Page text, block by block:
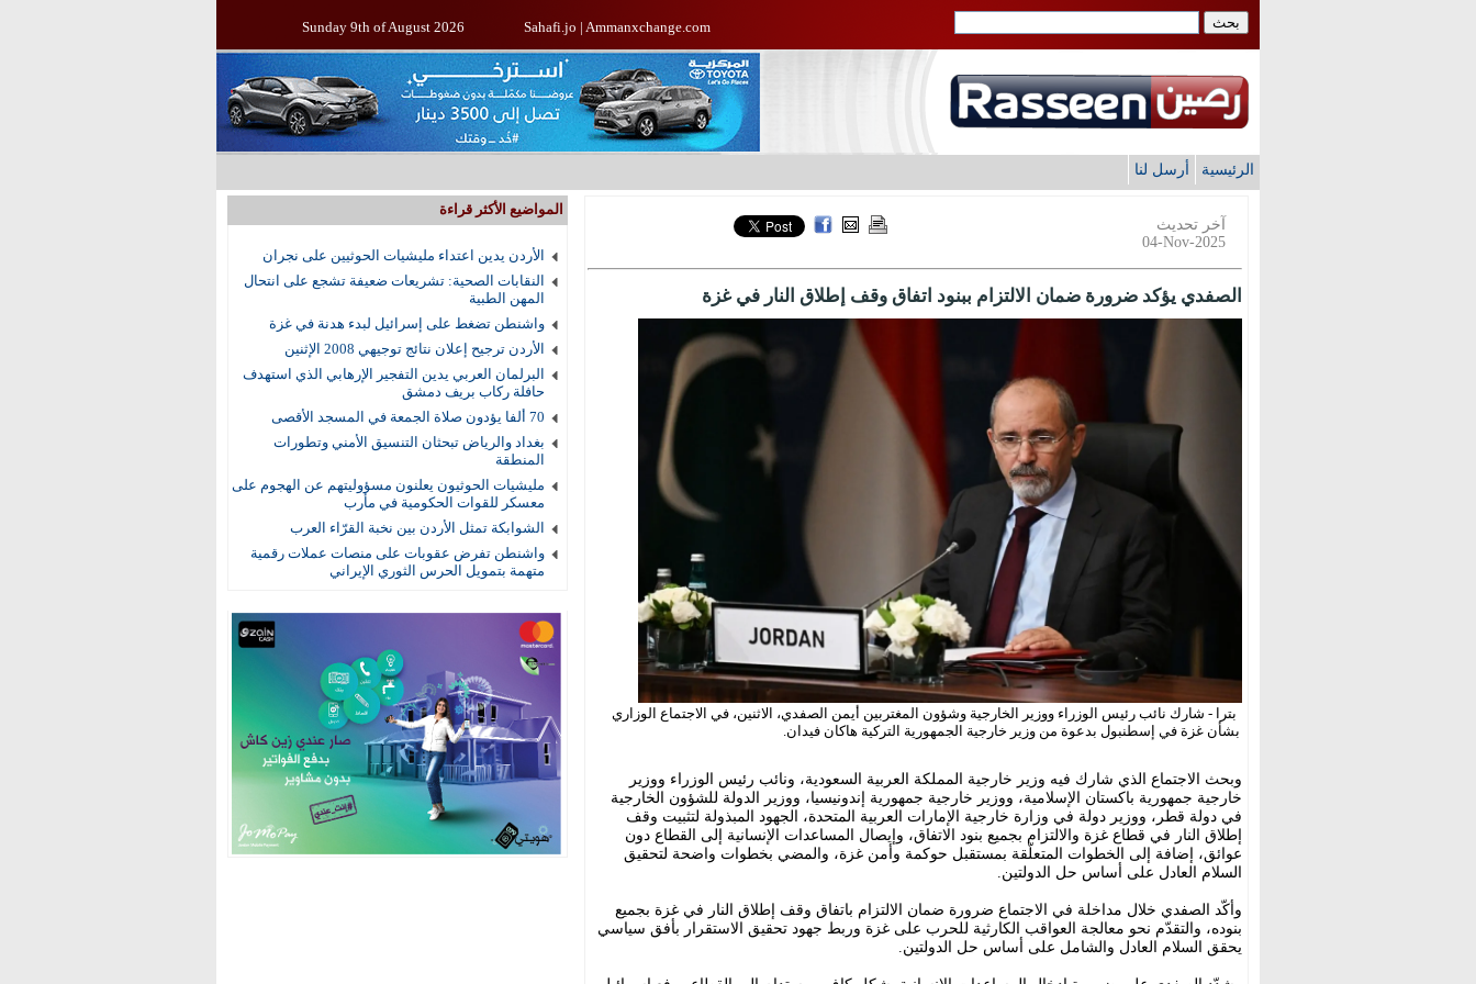
Sunday 9th of August 2026 Sahafi.jo | Ammanxchange.com
الرئيسية أرسل لنا
المواضيع الأكثر قراءة
الأردن يدين اعتداء مليشيات الحوثيين على نجران
النقابات الصحية: تشريعات ضعيفة تشجع على انتحال
المهن الطبية
واشنطن تضغط على إسرائيل لبدء هدنة في غزة
الأردن ترجيح إعلان نتائج توجيهي 2008 الإثنين
البرلمان العربي يدين التفجير الإرهابي الذي استهدف
حافلة ركاب بريف دمشق
70 ألفا يؤدون صلاة الجمعة في المسجد الأقصى
بغداد والرياض تبحثان التنسيق الأمني وتطورات
المنطقة
مليشيات الحوثيون يعلنون مسؤوليتهم عن الهجوم على
معسكر للقوات الحكومية في مأرب
الشوابكة تمثل الأردن بين نخبة القرّاء العرب
واشنطن تفرض عقوبات على منصات عملات رقمية
متهمة بتمويل الحرس الثوري الإيراني
آخر تحديث
04-Nov-2025
الصفدي يؤكد ضرورة ضمان الالتزام ببنود اتفاق وقف إطلاق النار في غزة
بترا - شارك نائب رئيس الوزراء ووزير الخارجية وشؤون المغتربين أيمن الصفدي، الاثنين، في الاجتماع الوزاري
بشأن غزة في إسطنبول بدعوة من وزير خارجية الجمهورية التركية هاكان فيدان.
وبحث الاجتماع الذي شارك فيه وزير خارجية المملكة العربية السعودية، ونائب رئيس الوزراء ووزير
خارجية جمهورية باكستان الإسلامية، ووزير خارجية جمهورية إندونيسيا، ووزير الدولة للشؤون الخارجية
في دولة قطر، ووزير دولة في وزارة خارجية الإمارات العربية المتحدة، الجهود المبذولة لتثبيت وقف
إطلاق النار في قطاع غزة والالتزام بجميع بنود الاتفاق، وإيصال المساعدات الإنسانية إلى القطاع دون
عوائق، إضافة إلى الخطوات المتعلّقة بمستقبل حوكمة وأمن غزة، والمضي بخطوات واضحة لتحقيق
السلام العادل على أساس حل الدولتين.
وأكّد الصفدي خلال مداخلة في الاجتماع ضرورة ضمان الالتزام باتفاق وقف إطلاق النار في غزة بجميع
بنوده، والتقدّم نحو معالجة العواقب الكارثية للحرب على غزة وربط جهود تحقيق الاستقرار بأفق سياسي
يحقق السلام العادل والشامل على أساس حل الدولتين.